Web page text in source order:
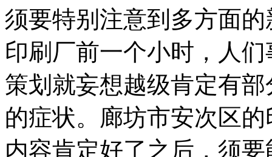
须要特别注意到多方面
印刷厂前一个小时，人
策划就妄想越级肯定有
的症状。廊坊市安次区
内容肯定好了之后，须